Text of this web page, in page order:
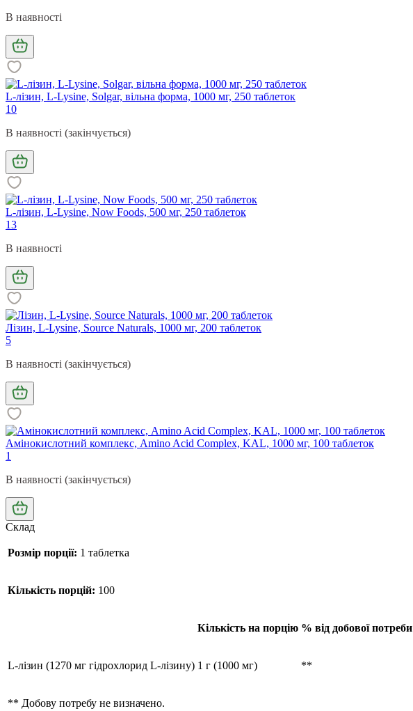
В наявності
L-лізин, L-Lysine, Solgar, вільна форма, 1000 мг, 250 таблеток
10
В наявності (закінчується)
L-лізин, L-Lysine, Now Foods, 500 мг, 250 таблеток
13
В наявності
Лізин, L-Lysine, Source Naturals, 1000 мг, 200 таблеток
5
В наявності (закінчується)
Амінокислотний комплекс, Amino Acid Complex, KAL, 1000 мг, 100 таблеток
1
В наявності (закінчується)
Склад
Розмір порції: 1 таблетка
Кількість порцій: 100
Кількість на порцію % від добової потреби
L-лізин (1270 мг гідрохлорид L-лізину) 1 г (1000 мг) **
** Добову потребу не визначено.